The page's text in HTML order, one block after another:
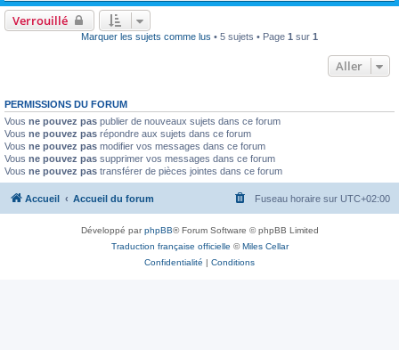
Verrouillé
Marquer les sujets comme lus • 5 sujets • Page 1 sur 1
Aller
PERMISSIONS DU FORUM
Vous ne pouvez pas publier de nouveaux sujets dans ce forum
Vous ne pouvez pas répondre aux sujets dans ce forum
Vous ne pouvez pas modifier vos messages dans ce forum
Vous ne pouvez pas supprimer vos messages dans ce forum
Vous ne pouvez pas transférer de pièces jointes dans ce forum
Accueil Accueil du forum Fuseau horaire sur UTC+02:00
Développé parphpBB® Forum Software © phpBB Limited
Traduction française officielle ©Miles Cellar
Confidentialité | Conditions